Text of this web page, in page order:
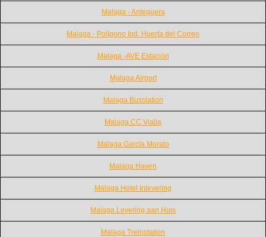
Malaga - Antequera
Malaga - Polígono Ind. Huerta del Correo
Malaga -AVE Estación
Malaga Airport
Malaga Busstation
Malaga CC Vialia
Malaga Garcia Morato
Malaga Haven
Malaga Hotel Inlevering
Malaga Levering aan Huis
Malaga Treinstation